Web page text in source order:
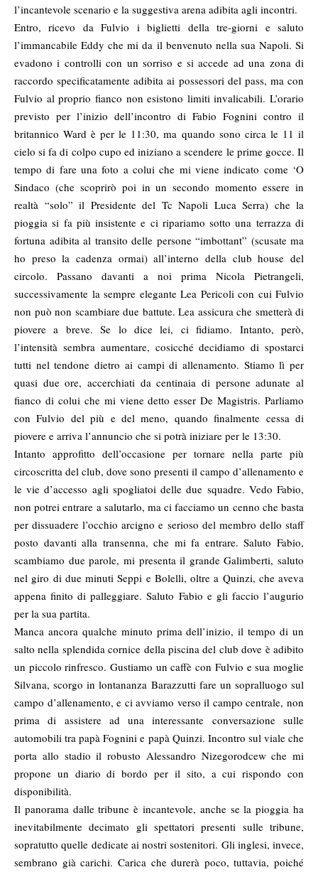
l’incantevole scenario e la suggestiva arena adibita agli incontri.
Entro, ricevo da Fulvio i biglietti della tre-giorni e saluto
l’immancabile Eddy che mi da il benvenuto nella sua Napoli. Si
evadono i controlli con un sorriso e si accede ad una zona di
raccordo specificatamente adibita ai possessori del pass, ma con
Fulvio al proprio fianco non esistono limiti invalicabili. L’orario
previsto per l’inizio dell’incontro di Fabio Fognini contro il
britannico Ward è per le 11:30, ma quando sono circa le 11 il
cielo si fa di colpo cupo ed iniziano a scendere le prime gocce. Il
tempo di fare una foto a colui che mi viene indicato come ‘O
Sindaco (che scoprirò poi in un secondo momento essere in
realtà “solo” il Presidente del Tc Napoli Luca Serra) che la
pioggia si fa più insistente e ci ripariamo sotto una terrazza di
fortuna adibita al transito delle persone “imbottant” (scusate ma
ho preso la cadenza ormai) all’interno della club house del
circolo. Passano davanti a noi prima Nicola Pietrangeli,
successivamente la sempre elegante Lea Pericoli con cui Fulvio
non può non scambiare due battute. Lea assicura che smetterà di
piovere a breve. Se lo dice lei, ci fidiamo. Intanto, però,
l’intensità sembra aumentare, cosicché decidiamo di spostarci
tutti nel tendone dietro ai campi di allenamento. Stiamo lì per
quasi due ore, accerchiati da centinaia di persone adunate al
fianco di colui che mi viene detto esser De Magistris. Parliamo
con Fulvio del più e del meno, quando finalmente cessa di
piovere e arriva l’annuncio che si potrà iniziare per le 13:30.
Intanto approfitto dell’occasione per tornare nella parte più
circoscritta del club, dove sono presenti il campo d’allenamento e
le vie d’accesso agli spogliatoi delle due squadre. Vedo Fabio,
non potrei entrare a salutarlo, ma ci facciamo un cenno che basta
per dissuadere l’occhio arcigno e serioso del membro dello staff
posto davanti alla transenna, che mi fa entrare. Saluto Fabio,
scambiamo due parole, mi presenta il grande Galimberti, saluto
nel giro di due minuti Seppi e Bolelli, oltre a Quinzi, che aveva
appena finito di palleggiare. Saluto Fabio e gli faccio l’augurio
per la sua partita.
Manca ancora qualche minuto prima dell’inizio, il tempo di un
salto nella splendida cornice della piscina del club dove è adibito
un piccolo rinfresco. Gustiamo un caffè con Fulvio e sua moglie
Silvana, scorgo in lontananza Barazzutti fare un sopralluogo sul
campo d’allenamento, e ci avviamo verso il campo centrale, non
prima di assistere ad una interessante conversazione sulle
automobili tra papà Fognini e papà Quinzi. Incontro sul viale che
porta allo stadio il robusto Alessandro Nizegorodcew che mi
propone un diario di bordo per il sito, a cui rispondo con
disponibilità.
Il panorama dalle tribune è incantevole, anche se la pioggia ha
inevitabilmente decimato gli spettatori presenti sulle tribune,
sopratutto quelle dedicate ai nostri sostenitori. Gli inglesi, invece,
sembrano già carichi. Carica che durerà poco, tuttavia, poiché